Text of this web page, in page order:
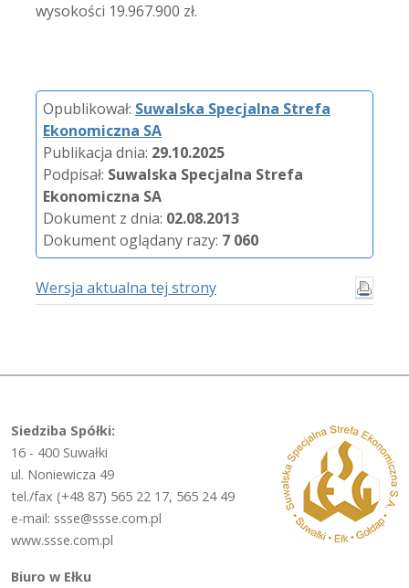
wysokości 19.967.900 zł.
Opublikował: Suwalska Specjalna Strefa
Ekonomiczna SA
Publikacja dnia: 29.10.2025
Podpisał: Suwalska Specjalna Strefa
Ekonomiczna SA
Dokument z dnia: 02.08.2013
Dokument oglądany razy: 7 060
Wersja aktualna tej strony
Siedziba Spółki:
16 - 400 Suwałki
ul. Noniewicza 49
tel./fax (+48 87) 565 22 17, 565 24 49
e-mail: ssse@ssse.com.pl
www.ssse.com.pl
Biuro w Ełku